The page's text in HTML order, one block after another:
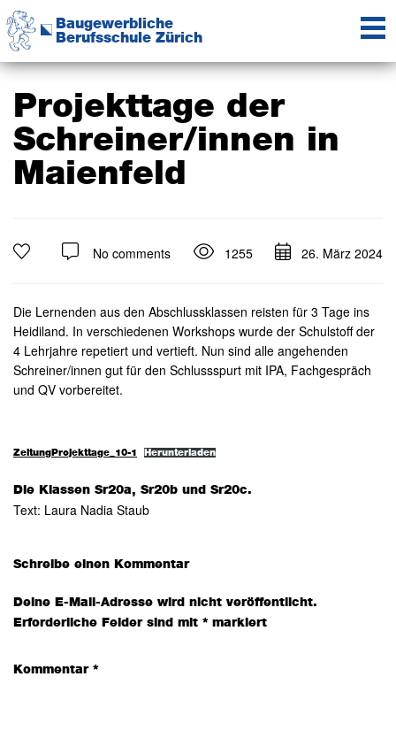
Zur
Hauptnavigation
springen
Zum
Inhalt
springen
Zur
Seitenspalte
springen
Kompetenzzentrum
Baubranche
Baugewerbliche
Berufsschule Zürich
Projekttage der
Schreiner/innen in
Maienfeld
No comments 1255 26. März 2024
Die Lernenden aus den Abschlussklassen reisten für 3 Tage ins
Heidiland. In verschiedenen Workshops wurde der Schulstoff der
4 Lehrjahre repetiert und vertieft. Nun sind alle angehenden
Schreiner/innen gut für den Schlussspurt mit IPA, Fachgespräch
und QV vorbereitet.
ZeitungProjekttage_10-1 Herunterladen
Die Klassen Sr20a, Sr20b und Sr20c.
Text: Laura Nadia Staub
Leser-
Interaktionen
Schreibe einen Kommentar
Deine E-Mail-Adresse wird nicht veröffentlicht.
Erforderliche Felder sind mit *markiert
Kommentar *